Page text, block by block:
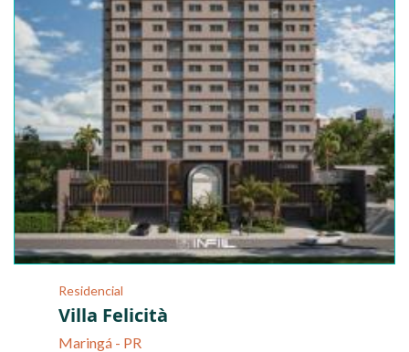
Residencial
Villa Felicità
Maringá - PR